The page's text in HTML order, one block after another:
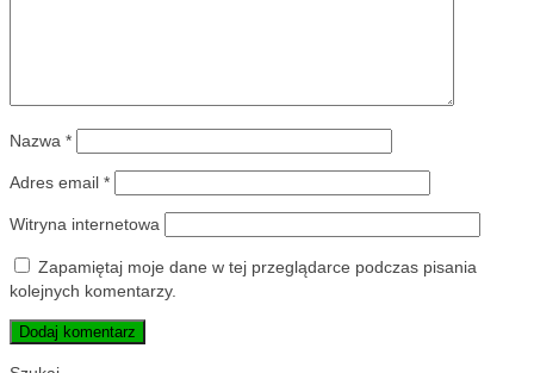
Nazwa *
Adres email *
Witryna internetowa
Zapamiętaj moje dane w tej przeglądarce podczas pisania
kolejnych komentarzy.